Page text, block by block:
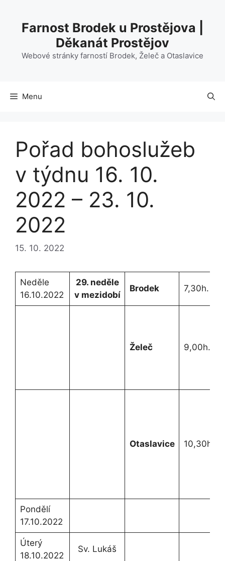
obsahFarnost Brodek u Prostějova |
Děkanát Prostějov
Webové stránky farností Brodek, Želeč a Otaslavice
Menu
Pořad bohoslužeb
v týdnu 16. 10.
2022 – 23. 10.
2022
15. 10. 2022
Neděle
16.10.2022
29. neděle
v mezidobí
Brodek 7,30h.
Želeč 9,00h.
Otaslavice 10,30h.
Pondělí
17.10.2022
Úterý
18.10.2022
Sv. Lukáš